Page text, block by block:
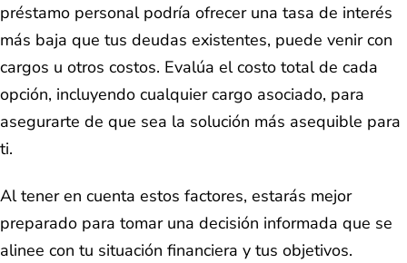
préstamo personal podría ofrecer una tasa de interés
más baja que tus deudas existentes, puede venir con
cargos u otros costos. Evalúa el costo total de cada
opción, incluyendo cualquier cargo asociado, para
asegurarte de que sea la solución más asequible para
ti.
Al tener en cuenta estos factores, estarás mejor
preparado para tomar una decisión informada que se
alinee con tu situación financiera y tus objetivos.